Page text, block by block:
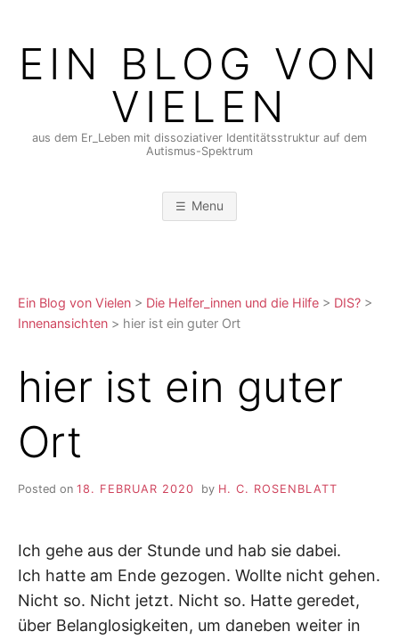
contentEIN BLOG VON
VIELEN
aus dem Er_Leben mit dissoziativer Identitätsstruktur auf dem
Autismus-Spektrum
Menu
Ein Blog von Vielen > Die Helfer_innen und die Hilfe > DIS? >
Innenansichten > hier ist ein guter Ort
hier ist ein guter
Ort
Posted on 18. FEBRUAR 2020 by H. C. ROSENBLATT
Ich gehe aus der Stunde und hab sie dabei.
Ich hatte am Ende gezogen. Wollte nicht gehen.
Nicht so. Nicht jetzt. Nicht so. Hatte geredet,
über Belanglosigkeiten, um daneben weiter in